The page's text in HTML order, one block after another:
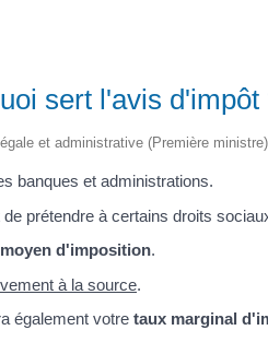
sert l'avis d'impôt
et administrative (Première ministre)
banques et administrations.
prétendre à certains droits
d'imposition.
à la source.
également votre taux marginal